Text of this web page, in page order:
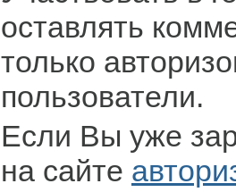
оставлять
только
пользователи.
Если Вы уже
на сайте